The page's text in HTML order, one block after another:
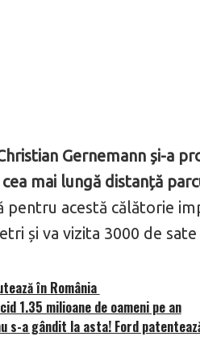
Gernemann și-a
mai lungă distanță
pentru acestă călătorie
și va vizita 3000 de sate
în România
1.35 milioane de oameni pe an
s-a gândit la asta! Ford